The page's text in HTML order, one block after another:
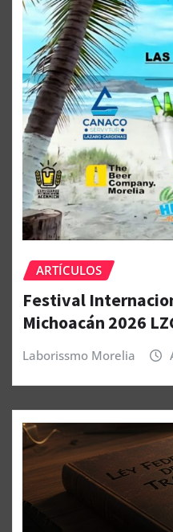
ARTÍCULOS
Festival
Michoacán 2026
Laborissmo Morelia